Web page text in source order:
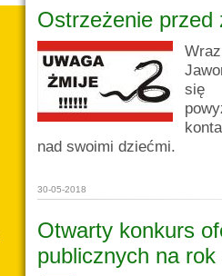
Ostrzeżenie przed
się
nad swoimi dziećmi.
30-05-2018
Otwarty konkurs
publicznych na rok